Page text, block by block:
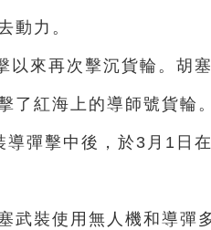
動力。
以來再次擊沉貨輪。胡
了紅海上的導師號貨輪。
導彈擊中後，於3月1日
武裝使用無人機和導彈